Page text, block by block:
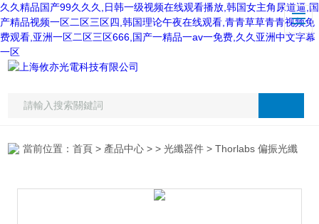
久久精品国产99久久久,日韩一级视频在线观看播放,韩国女主角尿道逼,国
产精品视频一区二区三区四,韩国理论午夜在线观看,青青草草青青视频免
费观看,亚洲一区二区三区666,国产一精品一av一免费,久久亚洲中文字幕
一区
當前位置：首頁 > 產品中心 > >光纖器件 > Thorlabs 偏振光纖